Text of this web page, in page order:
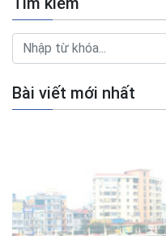
Bài viết mới nhất